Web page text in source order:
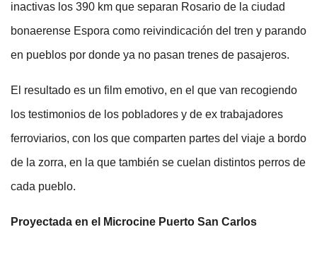
inactivas los 390 km que separan Rosario de la ciudad
bonaerense Espora como reivindicación del tren y parando
en pueblos por donde ya no pasan trenes de pasajeros.
El resultado es un film emotivo, en el que van recogiendo
los testimonios de los pobladores y de ex trabajadores
ferroviarios, con los que comparten partes del viaje a bordo
de la zorra, en la que también se cuelan distintos perros de
cada pueblo.
Proyectada en el Microcine Puerto San Carlos